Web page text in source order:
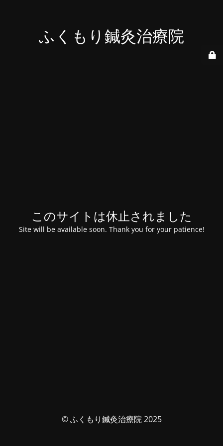
ふくもり鍼灸治療院
このサイトは休止されました
Site will be available soon. Thank you for your patience!
© ふくもり鍼灸治療院 2025